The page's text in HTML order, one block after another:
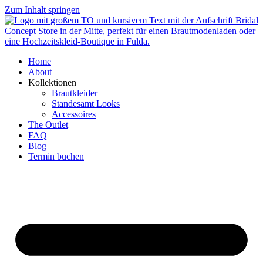
Zum Inhalt springen
Home
About
Kollektionen
Brautkleider
Standesamt Looks
Accessoires
The Outlet
FAQ
Blog
Termin buchen